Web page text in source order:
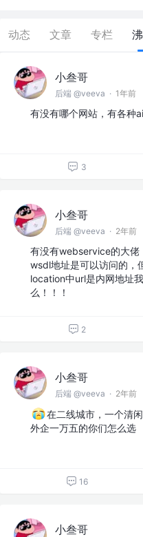
动态 文章 专栏
小叁哥
后端 @veeva · 1年前
有没有哪个网站，有各种
3
小叁哥
后端 @veeva · 2年前
有没有webservice的大佬
wsdl地址是可以访问的，
location中url是内网地址
么！！！
2
小叁哥
后端 @veeva · 2年前
在二线城市，一个清
外企一万五的你们怎么选
16
小叁哥